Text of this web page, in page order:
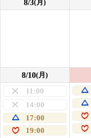
8/3(月)
8/10(月)
11:00
14:00
17:00
19:00